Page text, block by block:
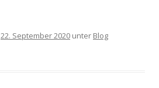
22. September 2020 unter Blog